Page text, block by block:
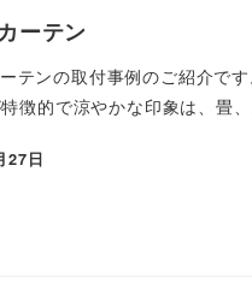
ーテン
テンの取付事例のご紹介で
特徴的で涼やかな印象は、畳
27日